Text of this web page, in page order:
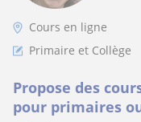
Cours en ligne
Primaire et Collège
Propose des
pour primaires